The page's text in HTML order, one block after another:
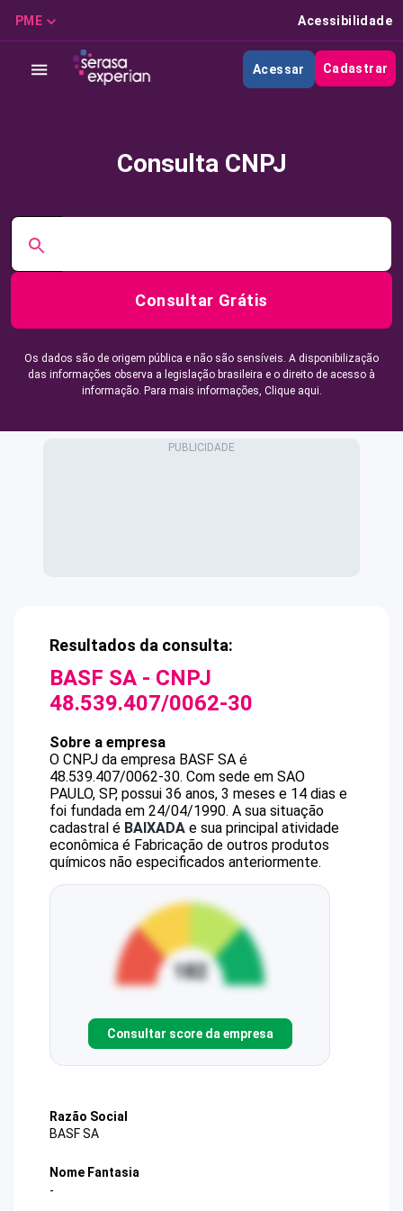
PME Acessibilidade
Acessar Cadastrar
Consulta CNPJ
Consultar Grátis
Os dados são de origem pública e não são sensíveis. A disponibilização
das informações observa a legislação brasileira e o direito de acesso à
informação. Para mais informações, Clique aqui.
Resultados da consulta:
BASF SA - CNPJ
48.539.407/0062-30
Sobre a empresa
O CNPJ da empresa BASF SA é
48.539.407/0062-30. Com sede em SAO
PAULO, SP, possui 36 anos, 3 meses e 14 dias e
foi fundada em 24/04/1990. A sua situação
cadastral é BAIXADA e sua principal atividade
econômica é Fabricação de outros produtos
químicos não especificados anteriormente.
Consultar score da empresa
Razão Social
BASF SA
Nome Fantasia
-